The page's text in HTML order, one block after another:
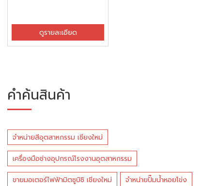
ดูรายละเอียด
คำค้นสินค้า
จำหน่ายสีอุตสาหกรรม เชียงใหม่
เครื่องมือช่างอุปกรณ์โรงงานอุตสาหกรรม
ขายมอเตอร์ไฟฟ้ามิตซูบิชิ เชียงใหม่ จำหน่ายปั๊มน้ำหอยโข่ง